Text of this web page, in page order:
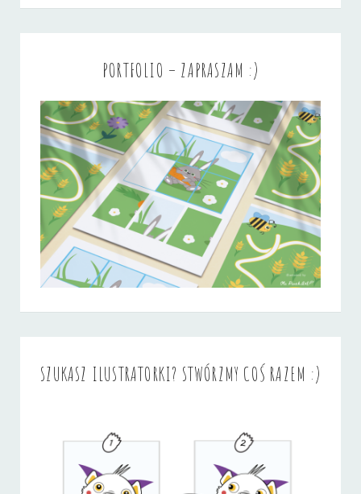
PORTFOLIO – ZAPRASZAM :)
SZUKASZ ILUSTRATORKI? STWÓRZMY COŚ RAZEM :)